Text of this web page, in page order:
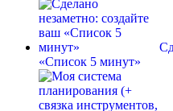
«Список 5 минут»